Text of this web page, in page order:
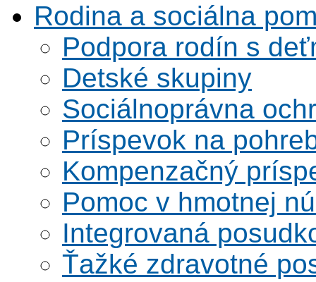
Rodina a sociálna
Podpora rodín s
Detské skupiny
Sociálnoprávna
Príspevok na
Kompenzačný
Pomoc v hmotnej
Integrovaná
Ťažké zdravotné